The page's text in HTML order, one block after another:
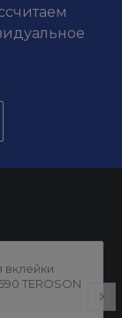
вклейки
TEROSON